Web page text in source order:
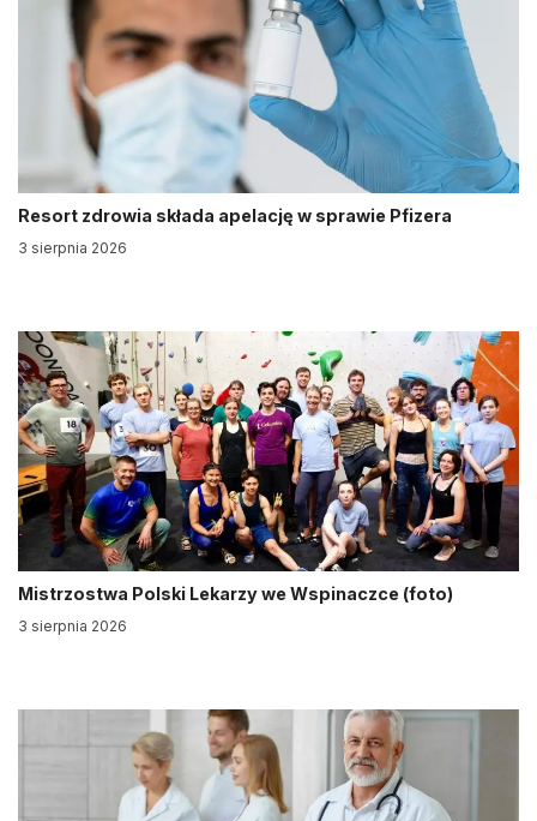
Resort zdrowia składa apelację w sprawie Pfizera
3 sierpnia 2026
Mistrzostwa Polski Lekarzy we Wspinaczce (foto)
3 sierpnia 2026